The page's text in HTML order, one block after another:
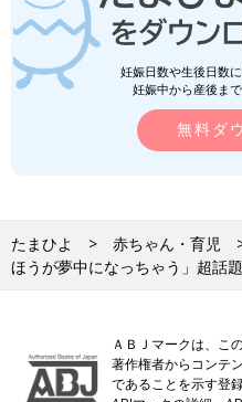
妊娠日数や生後日数
妊娠中から産後ま
無料ダ
たまひよ 赤ちゃん・育児
ほうが夢中になっちゃう」超話
ＡＢＪマークは、こ
著作権者からコンテ
であることを示す登